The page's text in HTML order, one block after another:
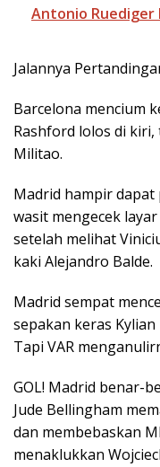
Antonio Ruediger
Jalannya
Barcelona mencium
Rashford lolos di
Militao.
Madrid hampir dapat
wasit mengecek
setelah melihat
kaki Alejandro Balde.
Madrid sempat
sepakan keras
Tapi VAR
GOL! Madrid benar-
Jude Bellingham
dan membebaskan
menaklukkan